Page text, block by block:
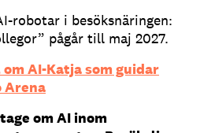
robotar i besöksnäringen:
pågår till maj 2027.
AI-Katja som guidar
Arena
om AI inom